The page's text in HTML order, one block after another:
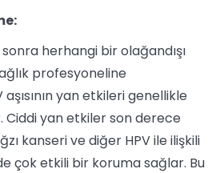
herhangi bir olağandışı
profesyoneline
aşısının yan etkileri genellikle
Ciddi yan etkiler son derece
kanseri ve diğer HPV ile ilişkili
çok etkili bir koruma sağlar. Bu